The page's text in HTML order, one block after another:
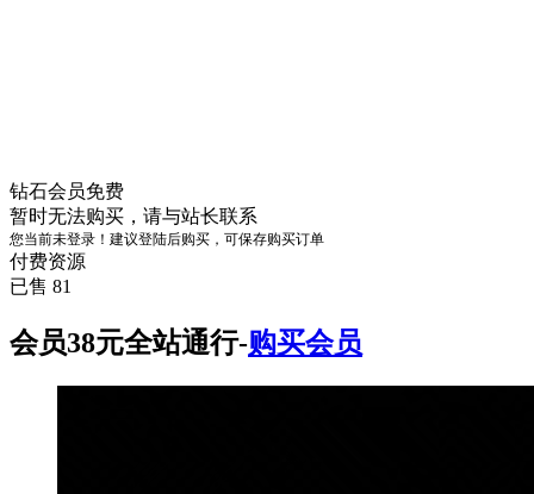
钻石会员免费
暂时无法购买，请与站长联系
您当前未登录！建议登陆后购买，可保存购买订单
付费资源
已售 81
会员38元全站通行-购买会员